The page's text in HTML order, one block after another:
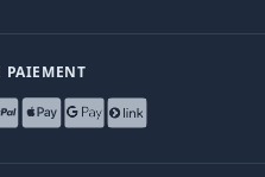
PAIEMENT